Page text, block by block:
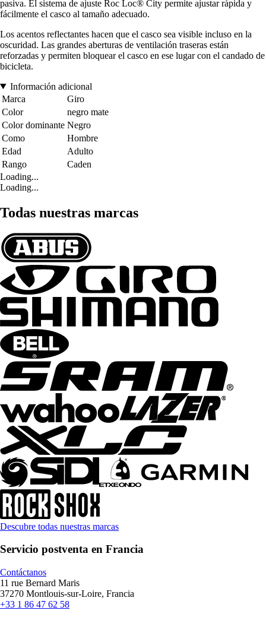
pasiva. El sistema de ajuste Roc Loc® City permite ajustar rápida y
fácilmente el casco al tamaño adecuado.
Los acentos reflectantes hacen que el casco sea visible incluso en la
oscuridad. Las grandes aberturas de ventilación traseras están
reforzadas y permiten bloquear el casco en ese lugar con el candado de
bicicleta.
Información adicional
Marca
Giro
Color
negro mate
Color dominante Negro
Como
Hombre
Edad
Adulto
Rango
Caden
Loading...
Loading...
Todas nuestras marcas
Descubre todas nuestras marcas
Servicio postventa en Francia
Contáctanos
11 rue Bernard Maris
37270 Montlouis-sur-Loire, Francia
+33 1 86 47 62 58